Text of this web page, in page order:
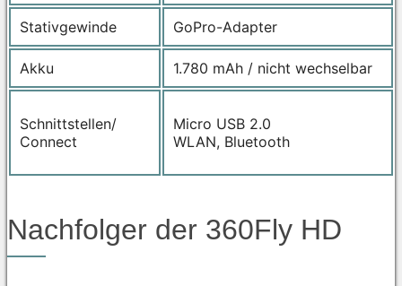
Stativgewinde GoPro-Adapter
Akku 1.780 mAh / nicht wechselbar
Schnittstellen/
Connect
Micro USB 2.0
WLAN, Bluetooth
Nachfolger der 360Fly HD